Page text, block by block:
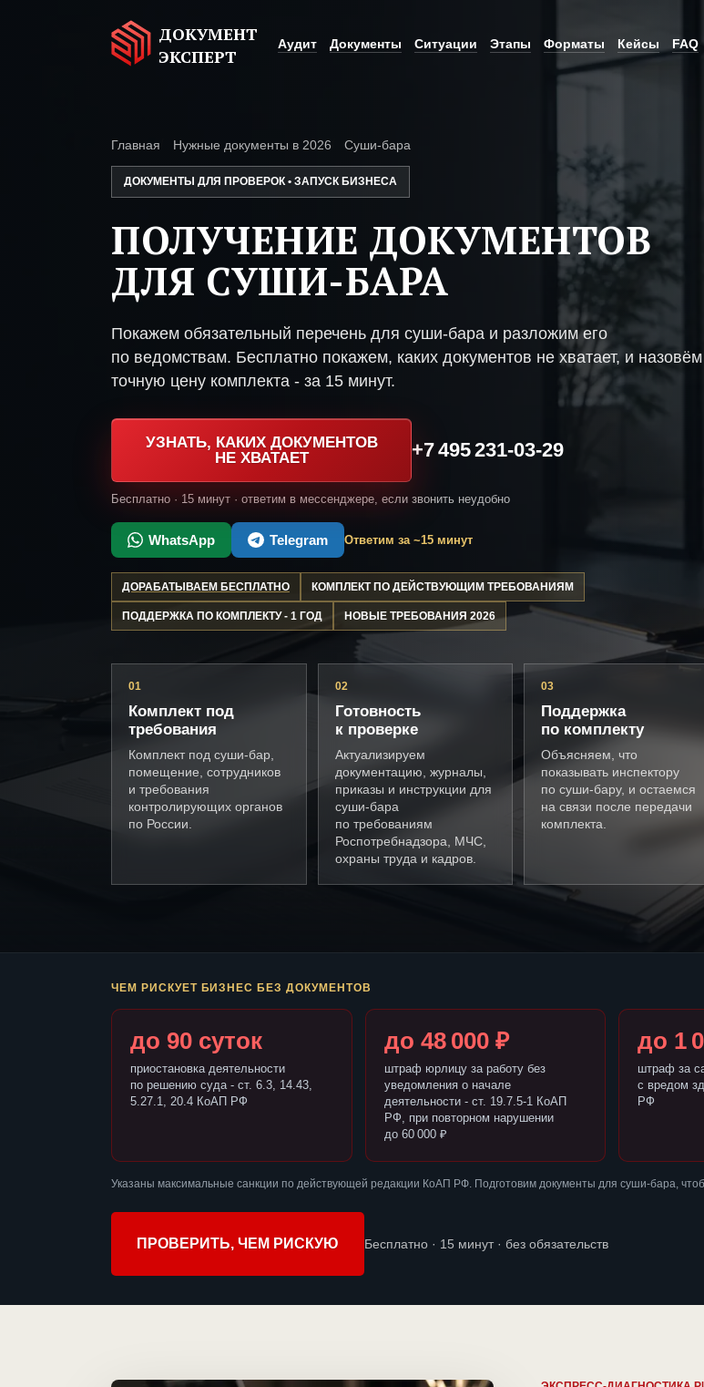
ДОКУМЕНТ
ЭКСПЕРТ
Аудит Документы Ситуации Этапы Форматы Кейсы FAQ
Главная Нужные документы в 2026 Суши-бара
ДОКУМЕНТЫ ДЛЯ ПРОВЕРОК • ЗАПУСК БИЗНЕСА
ПОЛУЧЕНИЕ ДОКУМЕНТОВ
ДЛЯ СУШИ-БАРА
Покажем обязательный перечень для суши-бара и разложим его
по ведомствам. Бесплатно покажем, каких документов не хватает, и назовём
точную цену комплекта - за 15 минут.
УЗНАТЬ, КАКИХ ДОКУМЕНТОВ
НЕ ХВАТАЕТ
+7 495 231-03-29
Бесплатно · 15 минут · ответим в мессенджере, если звонить неудобно
WhatsApp Telegram Ответим за ~15 минут
ДОРАБАТЫВАЕМ БЕСПЛАТНО КОМПЛЕКТ ПО ДЕЙСТВУЮЩИМ ТРЕБОВАНИЯМ
ПОДДЕРЖКА ПО КОМПЛЕКТУ - 1 ГОД НОВЫЕ ТРЕБОВАНИЯ 2026
01
Комплект под
требования
Комплект под суши-бар,
помещение, сотрудников
и требования
контролирующих органов
по России.
02
Готовность
к проверке
Актуализируем
документацию, журналы,
приказы и инструкции для
суши-бара
по требованиям
Роспотребнадзора, МЧС,
охраны труда и кадров.
03
Поддержка
по комплекту
Объясняем, что
показывать инспектору
по суши-бару, и остаемся
на связи после передачи
комплекта.
ЧЕМ РИСКУЕТ БИЗНЕС БЕЗ ДОКУМЕНТОВ
до 90 суток
приостановка деятельности
по решению суда - ст. 6.3, 14.43,
5.27.1, 20.4 КоАП РФ
до 48 000 ₽
штраф юрлицу за работу без
уведомления о начале
деятельности - ст. 19.7.5-1 КоАП
РФ, при повторном нарушении
до 60 000 ₽
до 1
штраф за
с вредом
РФ
Указаны максимальные санкции по действующей редакции КоАП РФ. Подготовим документы для суши-бара,
ПРОВЕРИТЬ, ЧЕМ РИСКУЮ Бесплатно · 15 минут · без обязательств